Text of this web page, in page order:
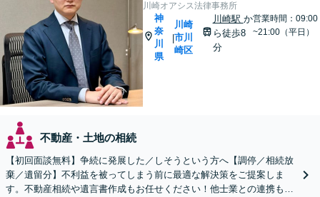
川崎オアシス法律事務所
神
奈
川
県
|
川崎
市川
崎区
川崎駅 か
ら徒歩8
分
営業時間：09:00
~21:00（平日）
不動産・土地の相続
【初回面談無料】争続に発展した／しそうという方へ【調停／相続放
棄／遺留分】不利益を被ってしまう前に最適な解決策をご提案しま
す。不動産相続や遺言書作成もお任せください！他士業との連携も可